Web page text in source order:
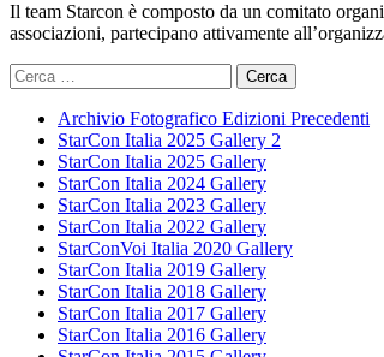
Il team Starcon è composto da un comitato
associazioni, partecipano attivamente
Ricerca
per:
Archivio Fotografico Edizioni Precedenti
StarCon Italia 2025 Gallery 2
StarCon Italia 2025 Gallery
StarCon Italia 2024 Gallery
StarCon Italia 2023 Gallery
StarCon Italia 2022 Gallery
StarConVoi Italia 2020 Gallery
StarCon Italia 2019 Gallery
StarCon Italia 2018 Gallery
StarCon Italia 2017 Gallery
StarCon Italia 2016 Gallery